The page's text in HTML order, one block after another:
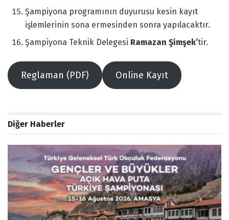
Şampiyona programının duyurusu kesin kayıt
işlemlerinin sona ermesinden sonra yapılacaktır.
Şampiyona Teknik Delegesi Ramazan Şimşek’tir.
Reglaman (PDF) Online Kayıt
Diğer Haberler